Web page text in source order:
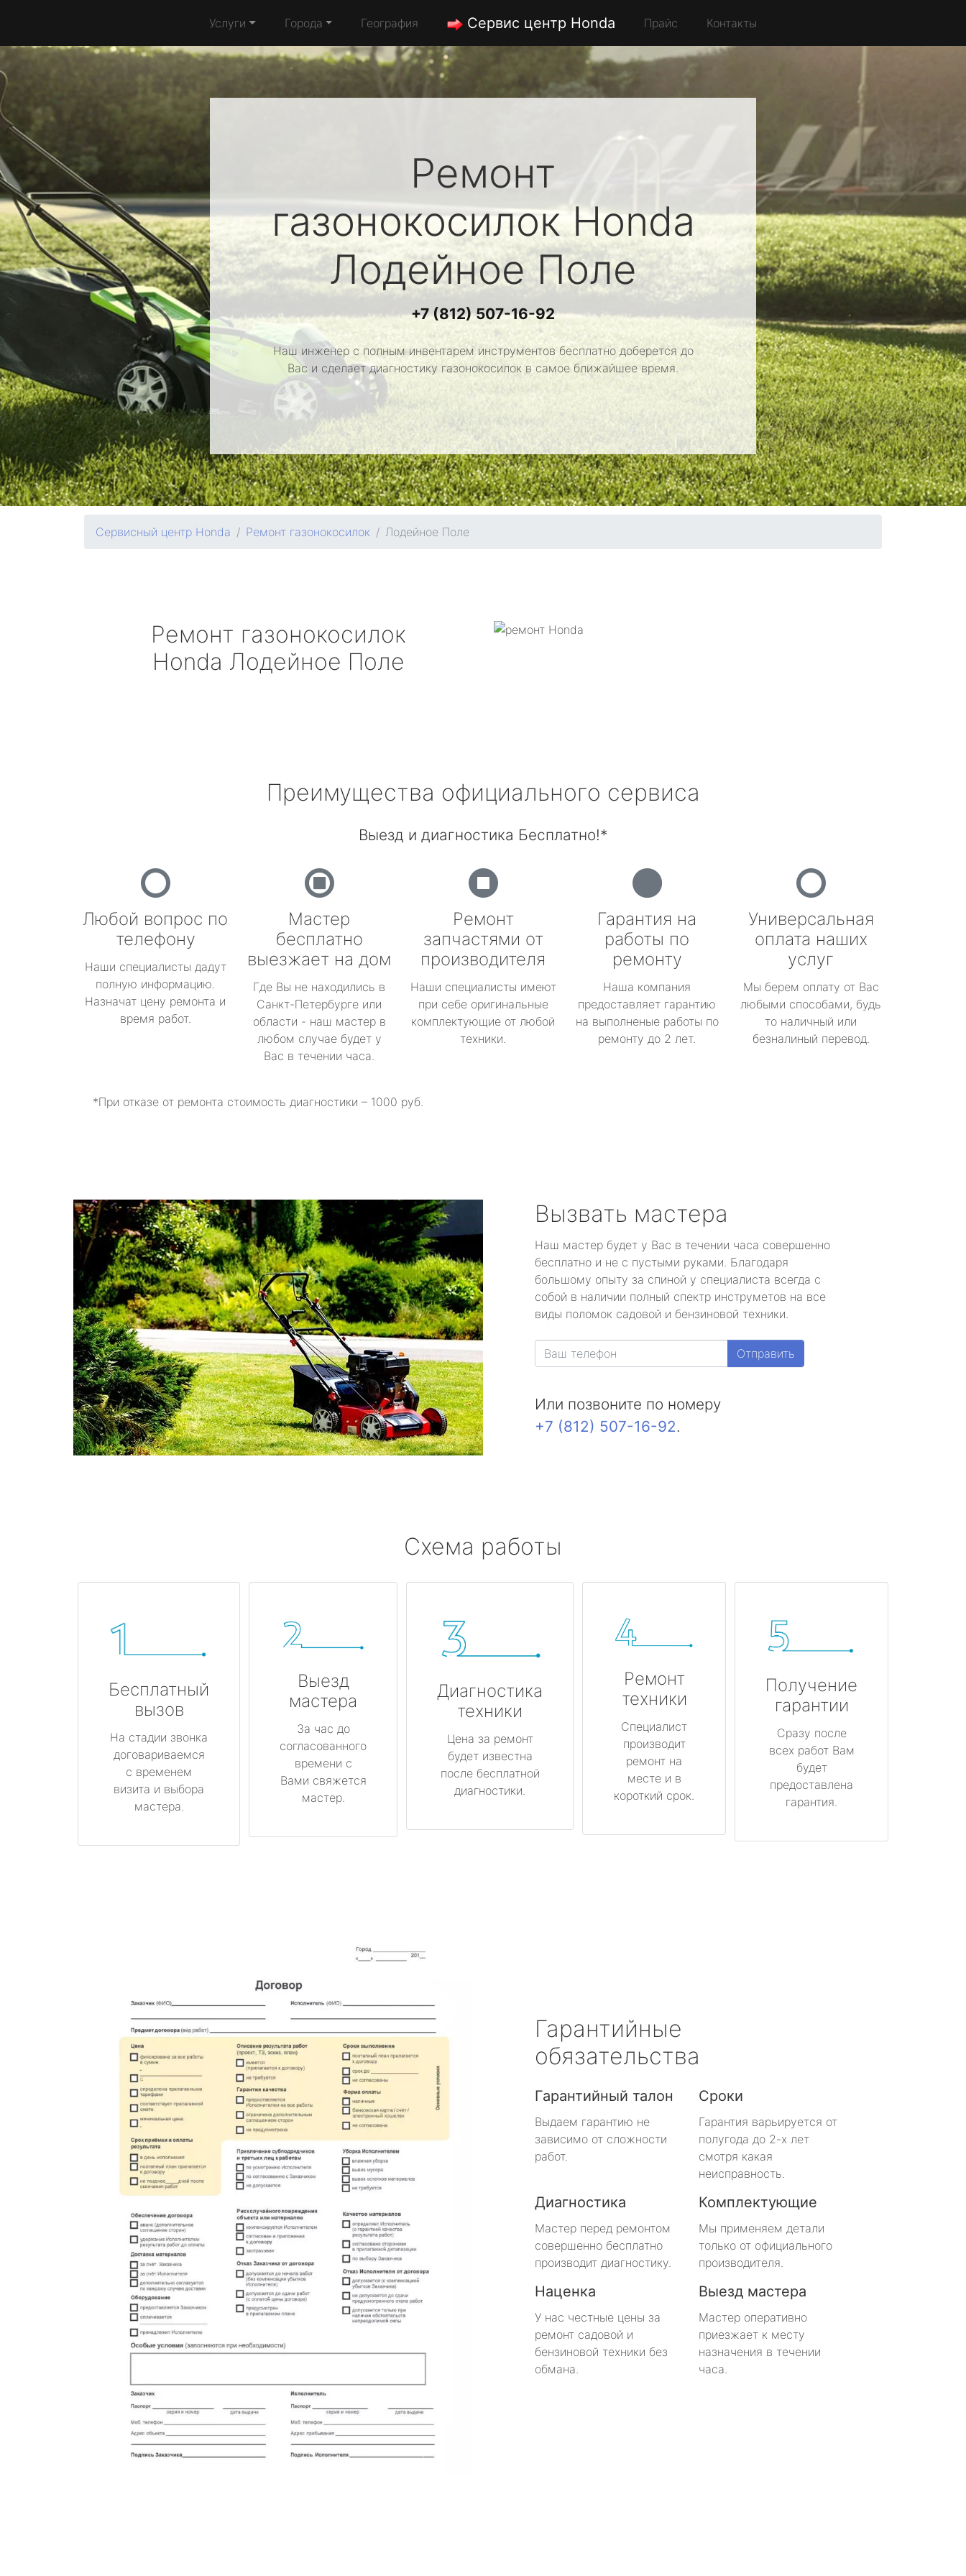
Услуги Города География Сервис центр Honda Прайс Контакты
Ремонт
газонокосилокHonda
Лодейное Поле
+7 (812) 507-16-92
Наш инженер с полным инвентарем инструментов бесплатно доберется до
Вас и сделает диагностику газонокосилок в самое ближайшее время.
Сервисный центр Honda Ремонт газонокосилок Лодейное Поле
Ремонт газонокосилок
Honda Лодейное Поле
Преимущества официального сервиса
Выезд и диагностика Бесплатно!*
Любой вопрос по
телефону
Наши специалисты дадут
полную информацию.
Назначат цену ремонта и
время работ.
Мастер
бесплатно
выезжает на дом
Где Вы не находились в
Санкт-Петербурге или
области - наш мастер в
любом случае будет у
Вас в течении часа.
Ремонт
запчастями от
производителя
Наши специалисты имеют
при себе оригинальные
комплектующие от любой
техники.
Гарантия на
работы по
ремонту
Наша компания
предоставляет гарантию
на выполненые работы по
ремонту до 2 лет.
Универсальная
оплата наших
услуг
Мы берем оплату от Вас
любыми способами, будь
то наличный или
безналиный перевод.
*При отказе от ремонта стоимость диагностики – 1000 руб.
Вызвать мастера
Наш мастер будет у Вас в течении часа совершенно
бесплатно и не с пустыми руками. Благодаря
большому опыту за спиной у специалиста всегда с
собой в наличии полный спектр инструметов на все
виды поломок садовой и бензиновой техники.
Отправить
Или позвоните по номеру
+7 (812) 507-16-92.
Схема работы
Бесплатный
вызов
На стадии звонка
договариваемся
с временем
визита и выбора
мастера.
Выезд
мастера
За час до
согласованного
времени с
Вами свяжется
мастер.
Диагностика
техники
Цена за ремонт
будет известна
после бесплатной
диагностики.
Ремонт
техники
Специалист
производит
ремонт на
месте и в
короткий срок.
Получение
гарантии
Сразу после
всех работ Вам
будет
предоставлена
гарантия.
Гарантийные
обязательства
Гарантийный талон
Выдаем гарантию не
зависимо от сложности
работ.
Сроки
Гарантия варьируется от
полугода до 2-х лет
смотря какая
неисправность.
Диагностика
Мастер перед ремонтом
совершенно бесплатно
производит диагностику.
Комплектующие
Мы применяем детали
только от официального
производителя.
Наценка
У нас честные цены за
ремонт садовой и
бензиновой техники без
обмана.
Выезд мастера
Мастер оперативно
приезжает к месту
назначения в течении
часа.